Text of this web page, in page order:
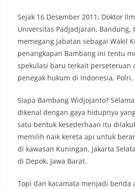
Sejak 16 Desember 2011, Doktor
Universitas Padjadjaran, Bandung,
memegang jabatan sebagai Wakil
penangkapan Bambang ini tentu
spekulasi baru terkait perseteruan
penegak hukum di Indonesia, Polri,
Siapa Bambang Widjojanto?
dikenal dengan gaya hidupnya
satu bentuk kesederhaan itu
memilih naik kereta api untuk
di kawasan Kuningan, Jakarta
di Depok, Jawa Barat.
Topi dan kacamata menjadi benda